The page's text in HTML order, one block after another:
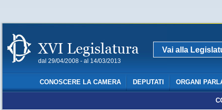
dal 29/04/2008 - al 14/03/2013
Vai alla
CONOSCERE LA CAMERA DEPUTATI ORGANI